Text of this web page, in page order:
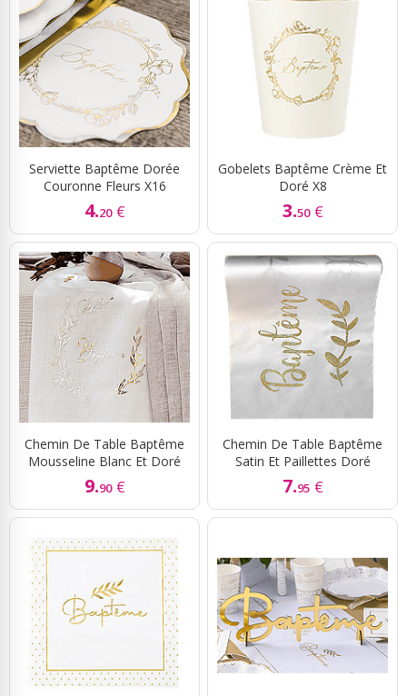
Serviette Baptême Dorée
Couronne Fleurs X16
4.20 €
Gobelets Baptême Crème Et
Doré X8
3.50 €
Chemin De Table Baptême
Mousseline Blanc Et Doré
9.90 €
Chemin De Table Baptême
Satin Et Paillettes Doré
7.95 €